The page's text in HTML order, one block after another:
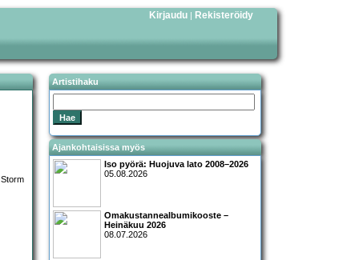
Kirjaudu | Rekisteröidy
Artistihaku
Ajankohtaisissa myös
Iso pyörä: Huojuva lato 2008–2026
05.08.2026
Omakustannealbumikooste –
Heinäkuu 2026
08.07.2026